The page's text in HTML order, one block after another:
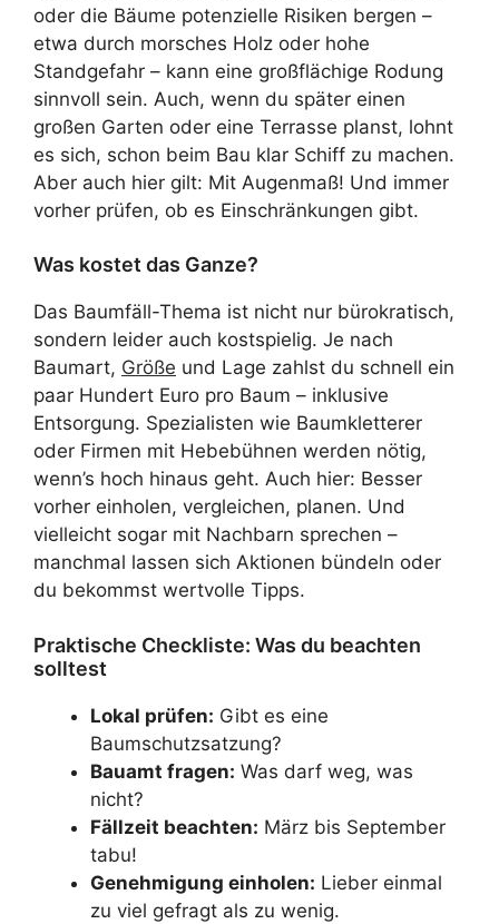
oder die Bäume potenzielle Risiken bergen –
etwa durch morsches Holz oder hohe
Standgefahr – kann eine großflächige Rodung
sinnvoll sein. Auch, wenn du später einen
großen Garten oder eine Terrasse planst, lohnt
es sich, schon beim Bau klar Schiff zu machen.
Aber auch hier gilt: Mit Augenmaß! Und immer
vorher prüfen, ob es Einschränkungen gibt.
Was kostet das Ganze?
Das Baumfäll-Thema ist nicht nur bürokratisch,
sondern leider auch kostspielig. Je nach
Baumart, Größe und Lage zahlst du schnell ein
paar Hundert Euro pro Baum – inklusive
Entsorgung. Spezialisten wie Baumkletterer
oder Firmen mit Hebebühnen werden nötig,
wenn’s hoch hinaus geht. Auch hier: Besser
vorher einholen, vergleichen, planen. Und
vielleicht sogar mit Nachbarn sprechen –
manchmal lassen sich Aktionen bündeln oder
du bekommst wertvolle Tipps.
Praktische Checkliste: Was du beachten
solltest
Lokal prüfen: Gibt es eine
Baumschutzsatzung?
Bauamt fragen: Was darf weg, was
nicht?
Fällzeit beachten: März bis September
tabu!
Genehmigung einholen: Lieber einmal
zu viel gefragt als zu wenig.